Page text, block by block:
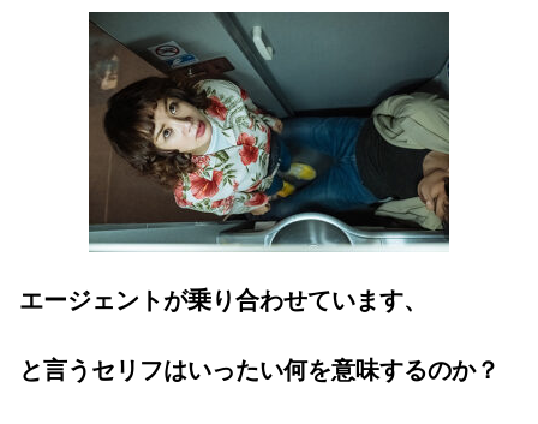
エージェントが乗り合わせています、
と言うセリフはいったい何を意味するのか？